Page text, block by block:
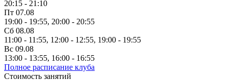
20:15 - 21:10
Пт 07.08
19:00 - 19:55, 20:00 - 20:55
Сб 08.08
11:00 - 11:55, 12:00 - 12:55, 19:00 - 19:55
Вс 09.08
13:00 - 13:55, 16:00 - 16:55
Полное расписание клуба
Стоимость занятий